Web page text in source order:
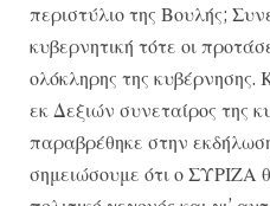
περιστύλιο της Βουλής;
κυβερνητική τότε οι
ολόκληρης της
εκ Δεξιών συνεταίρος της
παραβρέθηκε στην
σημειώσουμε ότι ο ΣΥΡΙΖΑ